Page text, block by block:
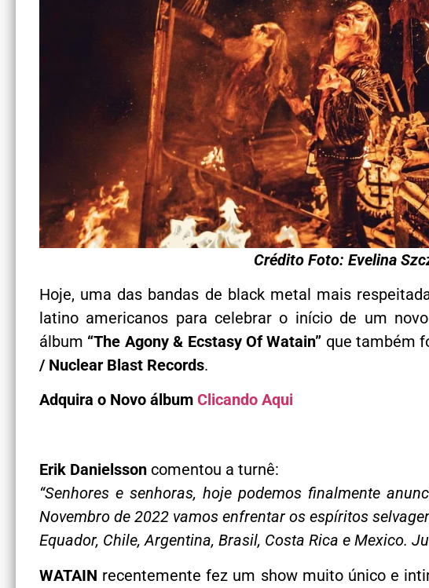
Crédito Foto: Evelina
Hoje, uma das bandas de black metal mais
latino americanos para celebrar o início de um
álbum “The Agony & Ecstasy Of Watain” que também
/ Nuclear Blast Records.
Adquira o Novo álbum Clicando Aqui
Erik Danielsson comentou a turnê:
“Senhores e senhoras, hoje podemos finalmente
Novembro de 2022 vamos enfrentar os espíritos
Equador, Chile, Argentina, Brasil, Costa Rica e Mexico.
WATAIN recentemente fez um show muito único e